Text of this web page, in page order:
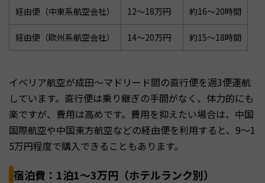
経由便（中東系航空会社） 12〜18万円 約16〜20時間
経由便（欧州系航空会社） 14〜20万円 約15〜18時間
イベリア航空が成田〜マドリード間の直行便を週3便運航
しています。直行便は乗り継ぎの手間がなく、体力的にも
楽ですが、費用は高めです。費用を抑えたい場合は、中国
国際航空や中国東方航空などの経由便を利用すると、9〜1
5万円程度で購入できることもあります。
宿泊費：1泊1〜3万円（ホテルランク別）